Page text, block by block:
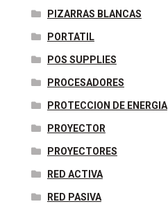
PIZARRAS BLANCAS
PORTATIL
POS SUPPLIES
PROCESADORES
PROTECCION DE ENERGIA
PROYECTOR
PROYECTORES
RED ACTIVA
RED PASIVA